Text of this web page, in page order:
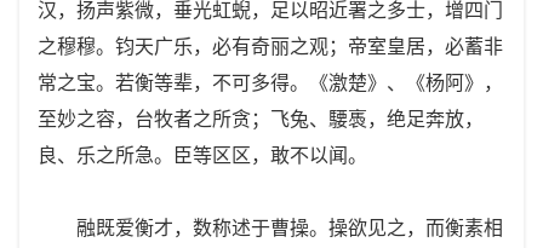
汉，扬声紫微，垂光虹蜺，足以昭近署之多士，增四门
之穆穆。钧天广乐，必有奇丽之观；帝室皇居，必蓄非
常之宝。若衡等辈，不可多得。《激楚》、《杨阿》，
至妙之容，台牧者之所贪；飞兔、騕褭，绝足奔放，
良、乐之所急。臣等区区，敢不以闻。
融既爱衡才，数称述于曹操。操欲见之，而衡素相